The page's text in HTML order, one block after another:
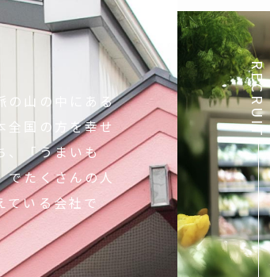
の山の中にある
全国の方を幸せ
、「うまいも
でたくさんの人
ている会社で
RECRUIT